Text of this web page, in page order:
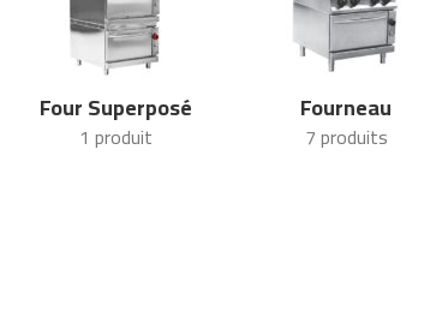
Four Superposé
1 produit
Fourneau
7 produits